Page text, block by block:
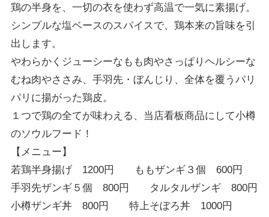
鶏の半身を、一切の衣を使わず高温で一気に素揚げ。
シンプルな塩ベースのスパイスで、鶏本来の旨味を引
出します。
やわらかくジューシーなもも肉やさっぱりヘルシーな
むね肉やささみ、手羽先・ぼんじり、全体を覆うパリ
パリに揚がった鶏皮。
１つで鶏の全てが味わえる、当店看板商品にして小樽
のソウルフード！
【メニュー】
若鶏半身揚げ 1200円 ももザンギ３個 600円
手羽先ザンギ５個 800円 タルタルザンギ 800円
小樽ザンギ丼 800円 特上そぼろ丼 1000円